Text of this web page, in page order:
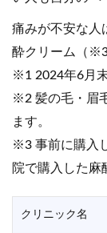
痛みが不安な人
酔クリーム（※3
※1 2024年6月
※2 髪の毛・眉
ます。
※3 事前に購入
院で購入した麻
クリニック名